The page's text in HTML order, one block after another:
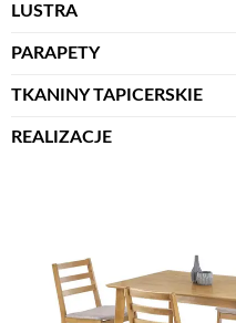
LUSTRA
PARAPETY
TKANINY TAPICERSKIE
REALIZACJE